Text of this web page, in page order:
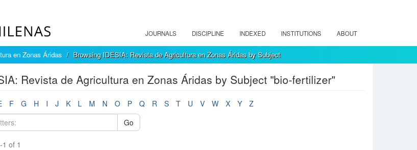
JOURNALS DISCIPLINE INDEXED INSTITUTIONS ABOUT
en Zonas Áridas Browsing IDESIA: Revista de Agricultura en Zonas Áridas by Subject
Revista de Agricultura en Zonas Áridas by Subject "bio-fertilizer"
F G H I J K L M N O P Q R S T U V W X Y
Z
Go
of 1